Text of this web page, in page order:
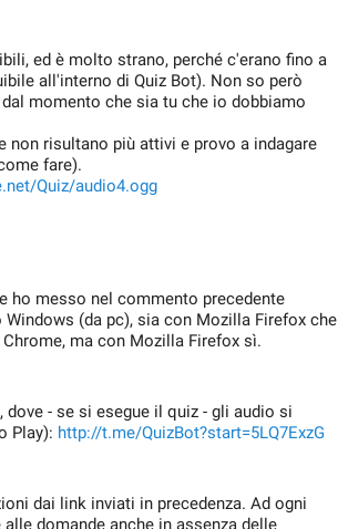
ed è molto strano, perché c'erano fino a
all'interno di Quiz Bot). Non so però
momento che sia tu che io dobbiamo
risultano più attivi e provo a indagare
fare).
Quiz/audio4.ogg
ho messo nel commento precedente
(da pc), sia con Mozilla Firefox che
ma con Mozilla Firefox sì.
- se si esegue il quiz - gli audio si
Play): http://t.me/QuizBot?start=5LQ7ExzG
dai link inviati in precedenza. Ad ogni
domande anche in assenza delle